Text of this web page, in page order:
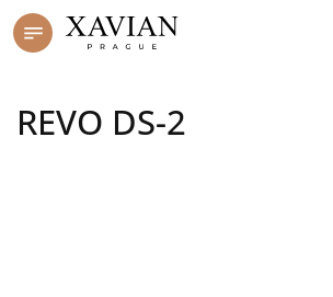
Přejít
na
REVO DS-2